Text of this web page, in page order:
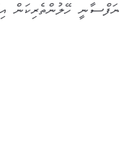
ހޭލުންތެރިކަން